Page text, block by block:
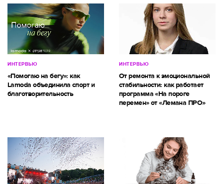
ИНТЕРВЬЮ
«Помогаю на бегу»: как
Lamoda объединила спорт и
благотворительность
ИНТЕРВЬЮ
От ремонта к эмоциональной
стабильности: как работает
программа «На пороге
перемен» от «Лемана ПРО»